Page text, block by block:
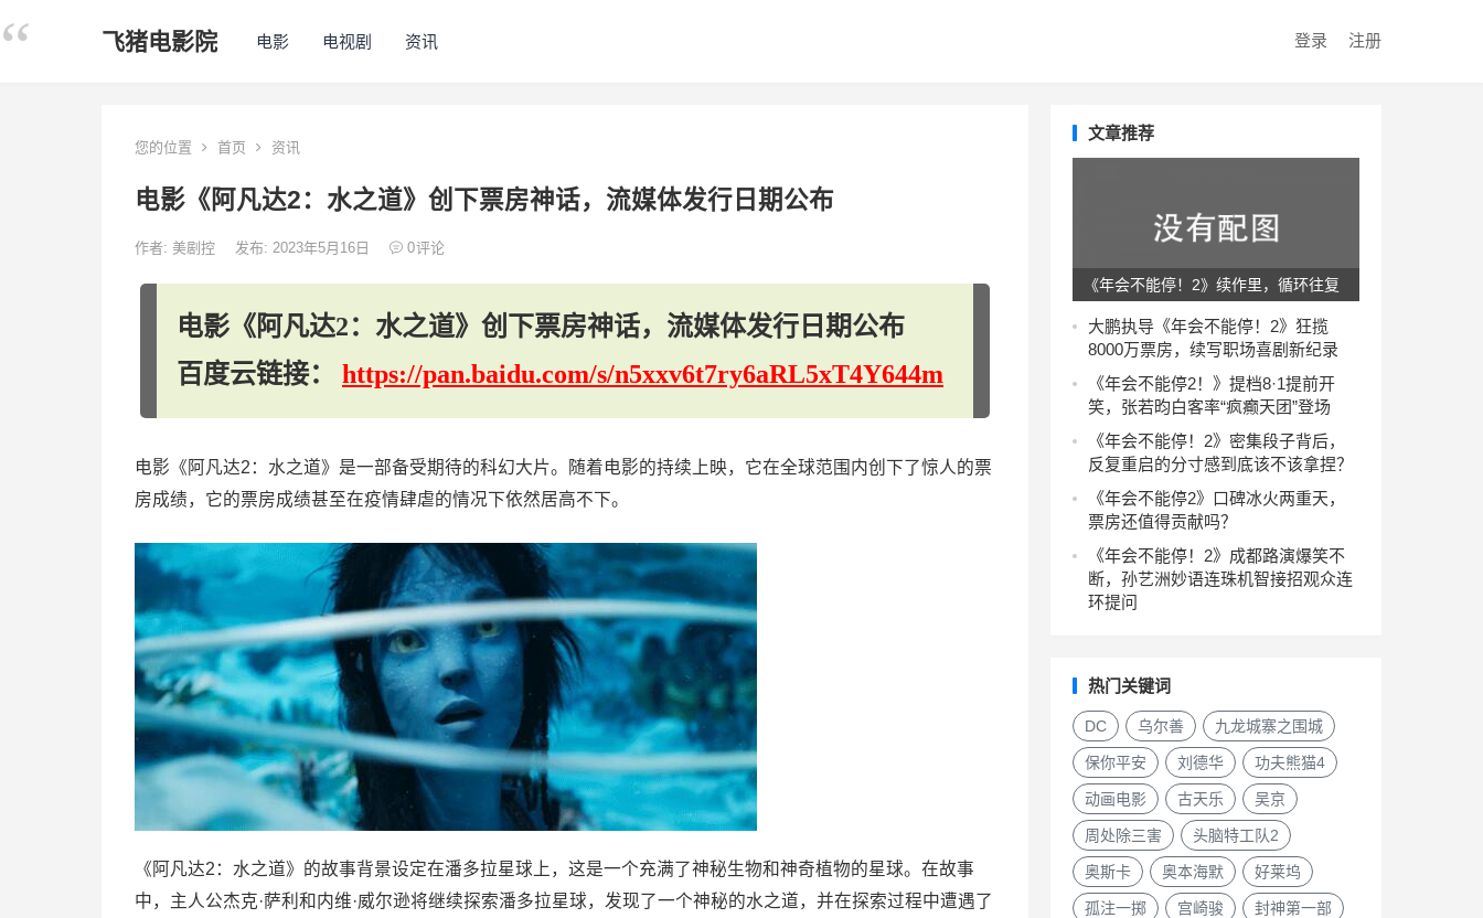
飞猪电影院 电影 电视剧 资讯 登录 注册
您的位置 首页 资讯
电影《阿凡达2：水之道》创下票房神话，流媒体发行日期公布
作者: 美剧控 发布: 2023年5月16日 0评论
电影《阿凡达2：水之道》创下票房神话，流媒体发行日期公布
百度云链接： https://pan.baidu.com/s/n5xxv6t7ry6aRL5xT4Y644m
电影《阿凡达2：水之道》是一部备受期待的科幻大片。随着电影的持续上映，它在全球范围内创下了惊人的票
房成绩，它的票房成绩甚至在疫情肆虐的情况下依然居高不下。
《阿凡达2：水之道》的故事背景设定在潘多拉星球上，这是一个充满了神秘生物和神奇植物的星球。在故事
中，主人公杰克·萨利和内维·威尔逊将继续探索潘多拉星球，发现了一个神秘的水之道，并在探索过程中遭遇了
文章推荐
《年会不能停！2》续作里，循环往复
的套路消解了原本的诚意
大鹏执导《年会不能停！2》狂揽
8000万票房，续写职场喜剧新纪录
《年会不能停2！》提档8·1提前开
笑，张若昀白客率“疯癫天团”登场
《年会不能停！2》密集段子背后，
反复重启的分寸感到底该不该拿捏？
《年会不能停2》口碑冰火两重天，
票房还值得贡献吗？
《年会不能停！2》成都路演爆笑不
断，孙艺洲妙语连珠机智接招观众连
环提问
热门关键词
DC 乌尔善 九龙城寨之围城
保你平安 刘德华 功夫熊猫4
动画电影 古天乐 吴京
周处除三害 头脑特工队2
奥斯卡 奥本海默 好莱坞
孤注一掷 宫崎骏 封神第一部